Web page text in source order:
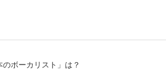
ボーカリスト」は？